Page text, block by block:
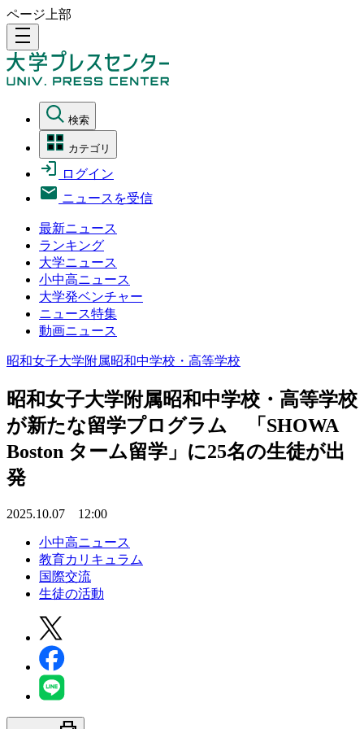
ページ上部
density_medium
検索
カテゴリ
ログイン
ニュースを受信
最新ニュース
ランキング
大学ニュース
小中高ニュース
大学発ベンチャー
ニュース特集
動画ニュース
昭和女子大学附属昭和中学校・高等学校
昭和女子大学附属昭和中学校・高等学校
が新たな留学プログラム 「SHOWA
Boston ターム留学」に25名の生徒が出
発
2025.10.07 12:00
小中高ニュース
教育カリキュラム
国際交流
生徒の活動